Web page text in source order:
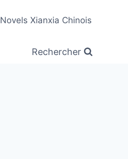
Novels Xianxia Chinois
Rechercher